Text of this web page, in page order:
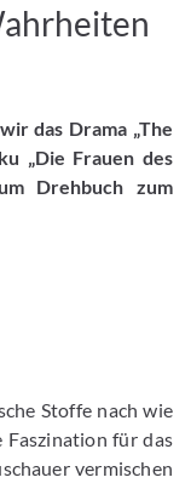
das Drama „The
„Die Frauen des
Drehbuch zum
Stoffe nach wie
Faszination für das
vermischen